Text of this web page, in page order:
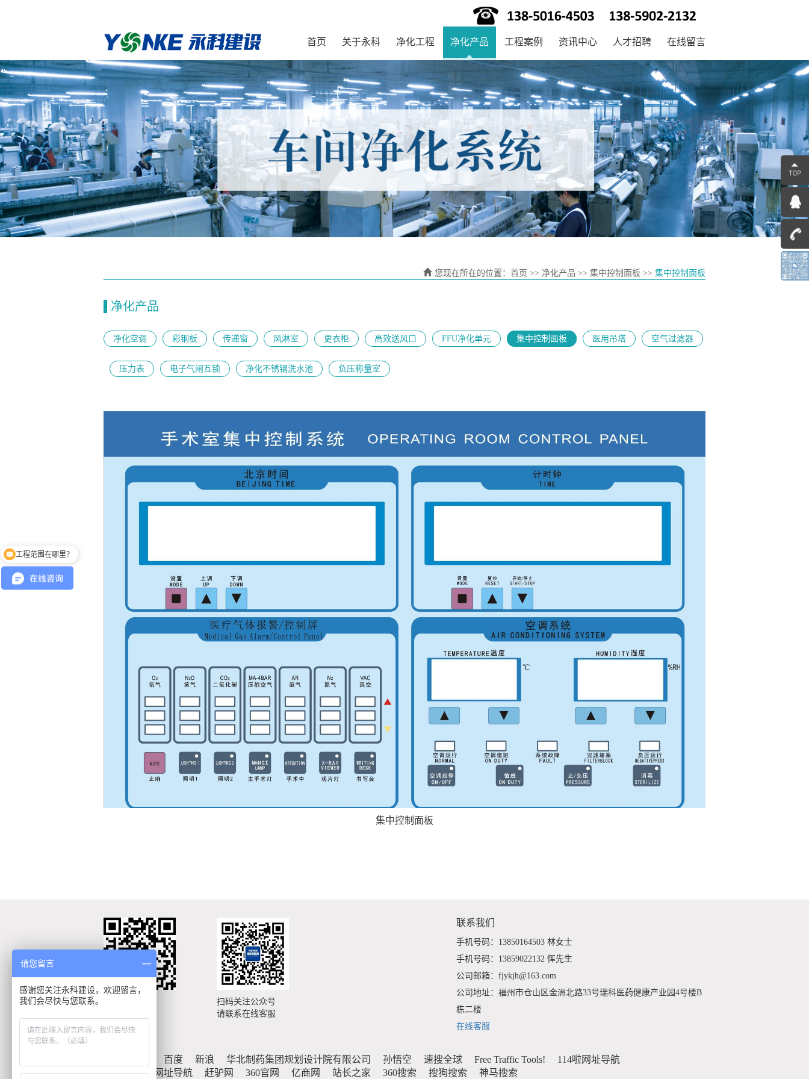
首页 关于永科 净化工程 净化产品 工程案例 资讯中心 人才招聘 在线留言
您现在所在的位置： 首页 >> 净化产品 >> 集中控制面板 >> 集中控制面板
净化产品
净化空调 彩钢板 传递窗 风淋室 更衣柜 高效送风口 FFU净化单元 集中控制面板 医用吊塔 空气过滤器
压力表 电子气闸互锁 净化不锈钢洗水池 负压称量室
集中控制面板
扫码关注公众号
请联系在线客服
联系我们
手机号码：13850164503 林女士
手机号码：13859022132 恽先生
公司邮箱：fjykjh@163.com
公司地址：福州市仓山区金洲北路33号瑞科医药健康产业园4号楼B
栋二楼
在线客服
百度 新浪 华北制药集团规划设计院有限公司 孙悟空 速搜全球 Free Traffic Tools!
114啦网址导航
瑞星安全网址导航
赶驴网 360官网 亿商网 站长之家 360搜索 搜狗搜索 神马搜索
工程范围在哪里？
请您留言
感谢您关注永科建设，欢迎留言，
我们会尽快与您联系。